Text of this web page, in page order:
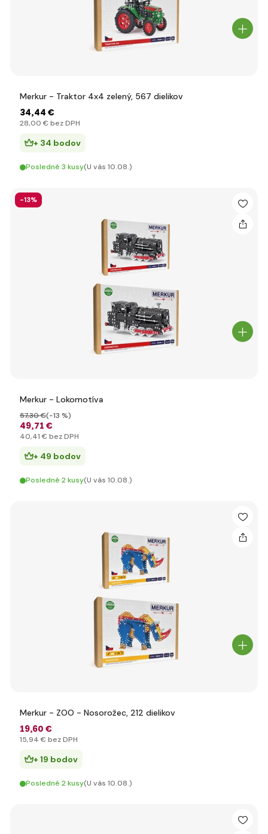
Merkur - Traktor 4x4 zelený, 567 dielikov
34,44 €
28,00 € bez DPH
+ 34 bodov
Posledné 3 kusy(U vás 10.08.)
-13%
Merkur - Lokomotíva
49,71 €
57,30 €(-13 %)
40,41 € bez DPH
+ 49 bodov
Posledné 2 kusy(U vás 10.08.)
Merkur - ZOO - Nosorožec, 212 dielikov
19,60 €
15,94 € bez DPH
+ 19 bodov
Posledné 2 kusy(U vás 10.08.)